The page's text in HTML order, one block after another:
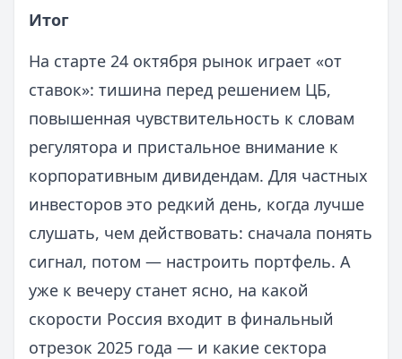
Итог
На старте 24 октября рынок играет «от
ставок»: тишина перед решением ЦБ,
повышенная чувствительность к словам
регулятора и пристальное внимание к
корпоративным дивидендам. Для частных
инвесторов это редкий день, когда лучше
слушать, чем действовать: сначала понять
сигнал, потом — настроить портфель. А
уже к вечеру станет ясно, на какой
скорости Россия входит в финальный
отрезок 2025 года — и какие сектора